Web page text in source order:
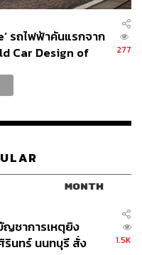
รถไฟฟ้าคันแรกจาก
Car Design of
277
MONTH
ญชาการเหตุยิง
รินทร์ นนทบุรี สั่ง
1.5K